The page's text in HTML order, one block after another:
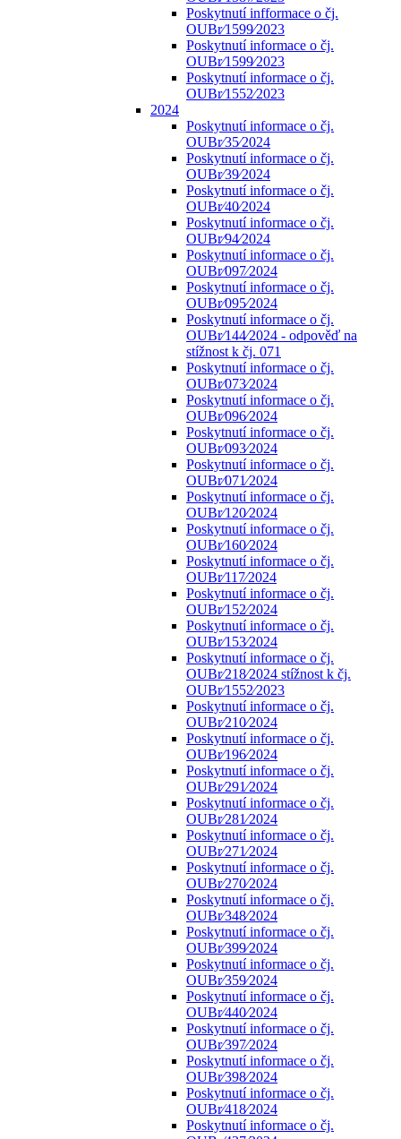
Poskytnutí infformace o čj.
OUBr⁄1599⁄2023
Poskytnutí informace o čj.
OUBr⁄1599⁄2023
Poskytnutí informace o čj.
OUBr⁄1552⁄2023
2024
Poskytnutí informace o čj.
OUBr⁄35⁄2024
Poskytnutí informace o čj.
OUBr⁄39⁄2024
Poskytnutí informace o čj.
OUBr⁄40⁄2024
Poskytnutí informace o čj.
OUBr⁄94⁄2024
Poskytnutí informace o čj.
OUBr⁄097⁄2024
Poskytnutí informace o čj.
OUBr⁄095⁄2024
Poskytnutí informace o čj.
OUBr⁄144⁄2024 - odpověď na
stížnost k čj. 071
Poskytnutí informace o čj.
OUBr⁄073⁄2024
Poskytnutí informace o čj.
OUBr⁄096⁄2024
Poskytnutí informace o čj.
OUBr⁄093⁄2024
Poskytnutí informace o čj.
OUBr⁄071⁄2024
Poskytnutí informace o čj.
OUBr⁄120⁄2024
Poskytnutí informace o čj.
OUBr⁄160⁄2024
Poskytnutí informace o čj.
OUBr⁄117⁄2024
Poskytnutí informace o čj.
OUBr⁄152⁄2024
Poskytnutí informace o čj.
OUBr⁄153⁄2024
Poskytnutí informace o čj.
OUBr⁄218⁄2024 stížnost k čj.
OUBr⁄1552⁄2023
Poskytnutí informace o čj.
OUBr⁄210⁄2024
Poskytnutí informace o čj.
OUBr⁄196⁄2024
Poskytnutí informace o čj.
OUBr⁄291⁄2024
Poskytnutí informace o čj.
OUBr⁄281⁄2024
Poskytnutí informace o čj.
OUBr⁄271⁄2024
Poskytnutí informace o čj.
OUBr⁄270⁄2024
Poskytnutí informace o čj.
OUBr⁄348⁄2024
Poskytnutí informace o čj.
OUBr⁄399⁄2024
Poskytnutí informace o čj.
OUBr⁄359⁄2024
Poskytnutí informace o čj.
OUBr⁄440⁄2024
Poskytnutí informace o čj.
OUBr⁄397⁄2024
Poskytnutí informace o čj.
OUBr⁄398⁄2024
Poskytnutí informace o čj.
OUBr⁄418⁄2024
Poskytnutí informace o čj.